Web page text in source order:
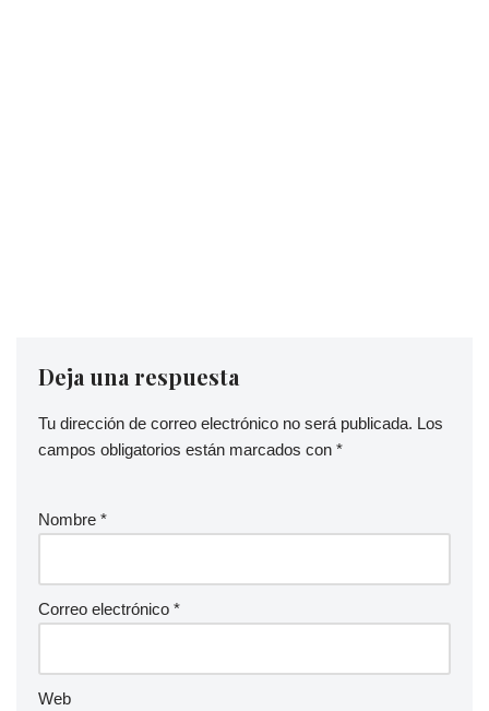
Deja una respuesta
Tu dirección de correo electrónico no será publicada. Los
campos obligatorios están marcados con *
Nombre *
Correo electrónico *
Web